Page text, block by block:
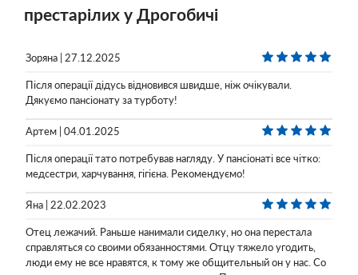
престарілих у Дрогобичі
Зоряна | 27.12.2025
Після операції дідусь відновився швидше, ніж очікували.
Дякуємо пансіонату за турботу!
Артем | 04.01.2025
Після операції тато потребував нагляду. У пансіонаті все чітко:
медсестри, харчування, гігієна. Рекомендуємо!
Яна | 22.02.2023
Отец лежачий. Раньше нанимали сиделку, но она перестала
справляться со своими обязанностями. Отцу тяжело угодить,
люди ему не все нравятся, к тому же общительный он у нас. Со